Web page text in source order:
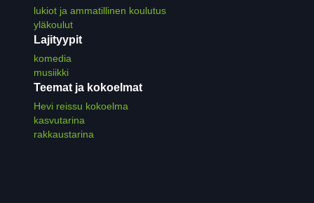
lukiot ja ammatillinen koulutus
yläkoulut
Lajityypit
komedia
musiikki
Teemat ja kokoelmat
Hevi reissu kokoelma
kasvutarina
rakkaustarina